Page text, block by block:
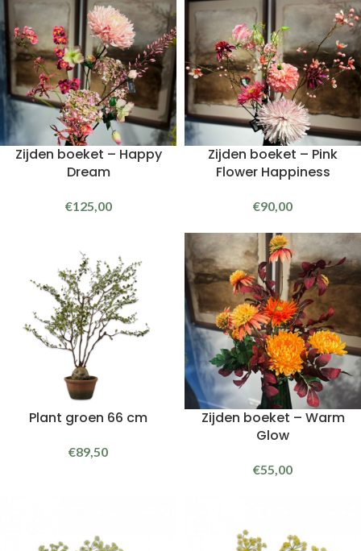
Zijden boeket – Happy
Dream
€125,00
Zijden boeket – Pink
Flower Happiness
€90,00
Plant groen 66 cm
€89,50
Zijden boeket – Warm
Glow
€55,00